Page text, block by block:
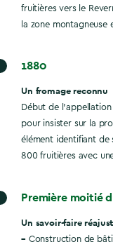
fruitières vers le
la zone montagneuse
1880
Un fromage reconnu
Début de
pour insister sur la
élément identifiant de
800 fruitières avec
Première moitié
Un savoir-faire
– Construction de